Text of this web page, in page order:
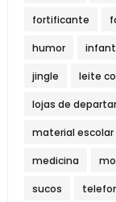
fortificante
humor
jingle leite
lojas de
material escolar
medicina
sucos